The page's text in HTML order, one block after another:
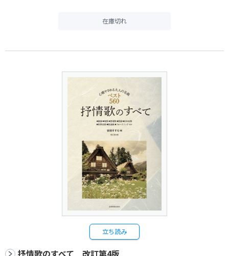
在庫切れ
立ち読み
抒情歌のすべて 改訂第4版